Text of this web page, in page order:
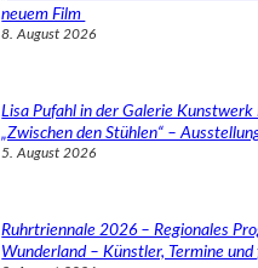
neuem Film
8. August 2026
Lisa Pufahl in der Galerie Kunstwerk
„Zwischen den Stühlen“ –
5. August 2026
Ruhrtriennale 2026 – Regionales
Wunderland – Künstler, Termine